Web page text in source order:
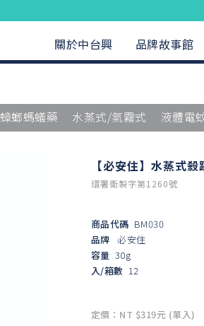
關於中台興 品牌故事館
蟑螂螞蟻藥 水蒸式/氣霧式 液體電
【必安住】水蒸式
環署衛製字第1260號
商品代碼 BM030
品牌 必安住
容量 30g
入/箱數 12
定價：NT $319元 (單入)